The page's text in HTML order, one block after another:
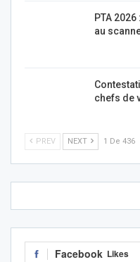
PTA
au
chefs de
PREV NEXT 1 De 436
Facebook Likes